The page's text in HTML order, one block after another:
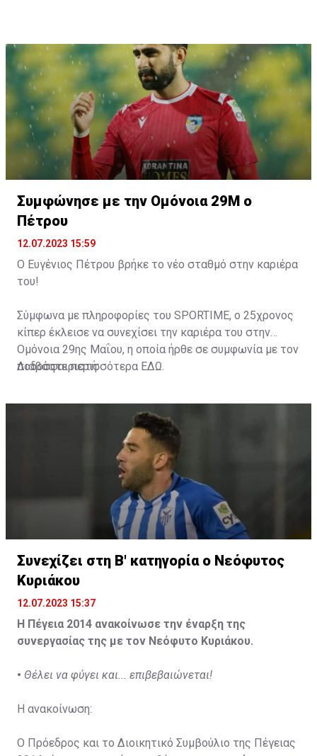
Διετέλεσε προπονητής σε αρκετές ομάδες του
Ελληνικού Πρωταθλήματος όπως ο Πανσερραϊκός, ο
Πανηλειακός, Δόξα Δράμας και τελευταίος
ποδοσφαιρικός σταθμός του αποτέλεσε ο Ο.Φ
Ιεράπετρας.
Ολόκληρη η οικογένεια της Ε.Ν.Π εύχεται καλή
επιτυχία στον νέο μας προπονητή και ευελπιστούμε
ότι με το πείσμα την υπομονή και την επιμονή που τον
διακατέχει θα καταφέρει να πετύχει τους στόχους
που έθεσε η ομάδα μας.
Γραφείο Τύπου και Επικοινωνίας
Ε.Ν.Π.
Συμφώνησε με την Ομόνοια 29Μ ο
Πέτρου
12.07.2023 15:59
Ο Ευγένιος Πέτρου βρήκε το νέο σταθμό στην καριέρα
του!
Σύμφωνα με πληροφορίες του SPORTIME, o 25χρονος
κίπερ έκλεισε να συνεχίσει την καριέρα του στην
Ομόνοια 29ης Μαΐου, η οποία ήρθε σε συμφωνία με τον
ποδοσφαιριστή.
Διαβάστε περισσότερα ΕΔΩ
Συνεχίζει στη Β' κατηγορία ο Νεόφυτος
Κυριάκου
12.07.2023 15:37
Η Πέγεια 2014 ανακοίνωσε την έναρξη της
συνεργασίας της με τον Νεόφυτο Κυριάκου.
• Θέλει να φύγει και... επιβεβαιώνεται!
Η ανακοίνωση:
Ο Πρόεδρος και το Διοικητικό Συμβούλιο της Πέγειας